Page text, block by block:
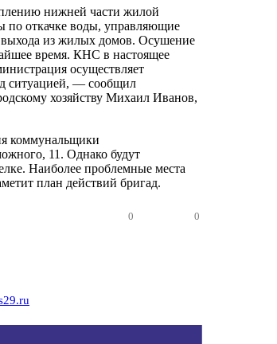
нижней части жилой
по откачке воды, управляющие
выхода из жилых домов. Осушение
время. КНС в настоящее
осуществляет
ситуацией, — сообщил
хозяйству Михаил Иванов,
коммунальщики
11. Однако будут
Наиболее проблемные места
план действий бригад.
0 0